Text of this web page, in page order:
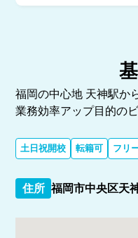
福岡の中心地 天神駅か
業務効率アップ目的の
土日祝開校 転籍可 フリ
住所 福岡市中央区天